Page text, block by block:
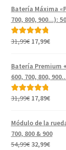
original
era:
46,99€.
actual
es:
19,99€.
Batería Máxima
700, 800, 900...):
Valorado con
31,99€ El
original
era:
31,99€.
17,99€El
actual
es:
Batería Premium
600, 700, 800,
Valorado con
31,99€ El
original
era:
31,99€.
17,89€El
actual
es:
17,89€.
Módulo de la
700, 800 & 900
54,99€ El
32,99€El